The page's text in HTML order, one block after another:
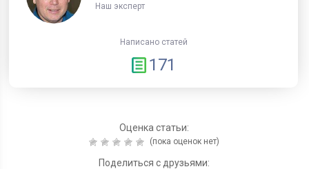
Наш эксперт
Написано статей
171
Оценка статьи:
(пока оценок нет)
Поделиться с друзьями: